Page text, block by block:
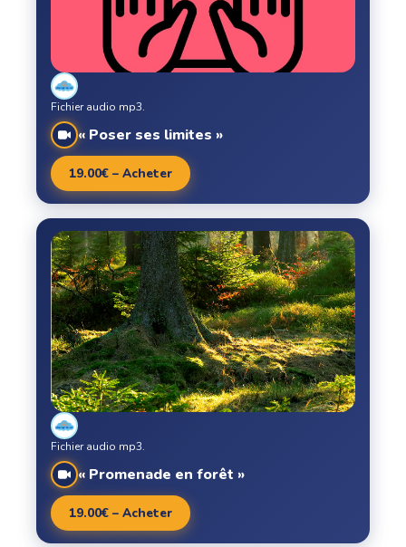
« Poser ses limites »
Fichier audio mp3.
19.00€ – Acheter
« Promenade en forêt »
Fichier audio mp3.
19.00€ – Acheter